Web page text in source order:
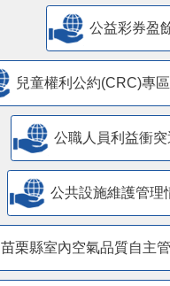
公益彩券盈
兒童權利公約(CRC)專區
公職人員利益衝
公共設施維護管理
苗栗縣室內空氣品質自主